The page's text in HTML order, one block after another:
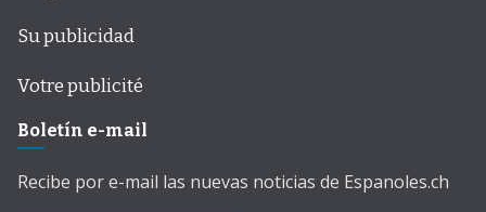
Su publicidad
Votre publicité
Boletín e-mail
Recibe por e-mail las nuevas noticias de Espanoles.ch